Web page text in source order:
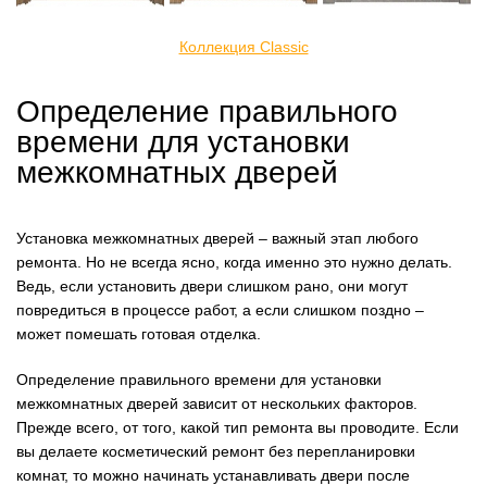
Коллекция Classic
Определение правильного
времени для установки
межкомнатных дверей
Установка межкомнатных дверей – важный этап любого
ремонта. Но не всегда ясно, когда именно это нужно делать.
Ведь, если установить двери слишком рано, они могут
повредиться в процессе работ, а если слишком поздно –
может помешать готовая отделка.
Определение правильного времени для установки
межкомнатных дверей зависит от нескольких факторов.
Прежде всего, от того, какой тип ремонта вы проводите. Если
вы делаете косметический ремонт без перепланировки
комнат, то можно начинать устанавливать двери после